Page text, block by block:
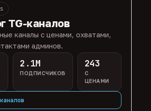
TG-каналов
каналы с ценами, охватами,
админов.
2.1M
ПОДПИСЧИКОВ
243
С
ЦЕНАМИ